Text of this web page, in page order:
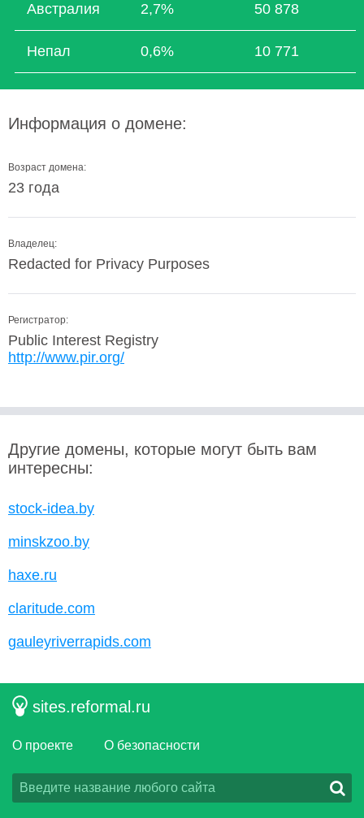
Австралия 2,7% 50 878
Непал 0,6% 10 771
Информация о домене:
Возраст домена:
23 года
Владелец:
Redacted for Privacy Purposes
Регистратор:
Public Interest Registry
http://www.pir.org/
Другие домены, которые могут быть вам
интересны:
stock-idea.by
minskzoo.by
haxe.ru
claritude.com
gauleyriverrapids.com
sites.reformal.ru
О проекте О безопасности